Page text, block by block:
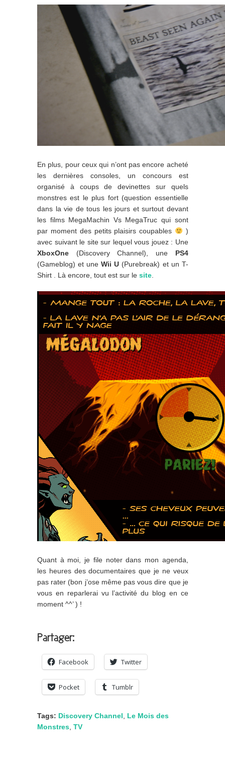
En plus, pour ceux qui n’ont pas encore acheté
les dernières consoles, un concours est
organisé à coups de devinettes sur quels
monstres est le plus fort (question essentielle
dans la vie de tous les jours et surtout devant
les films MegaMachin Vs MegaTruc qui sont
par moment des petits plaisirs coupables
)
avec suivant le site sur lequel vous jouez : Une
XboxOne (Discovery Channel), une
PS4
(Gameblog) et uneWii U (Purebreak) et un T-
Shirt . Là encore, tout est sur le site
Quant à moi, je file noter dans mon agenda,
les heures des documentaires que je ne veux
pas rater (bon j’ose même pas vous dire que je
vous en reparlerai vu l’activité du blog en ce
moment ^^’ ) !
Partager:
Facebook Twitter
Pocket Tumblr
Tags: Discovery Channel , Le Mois des
Monstres, TV